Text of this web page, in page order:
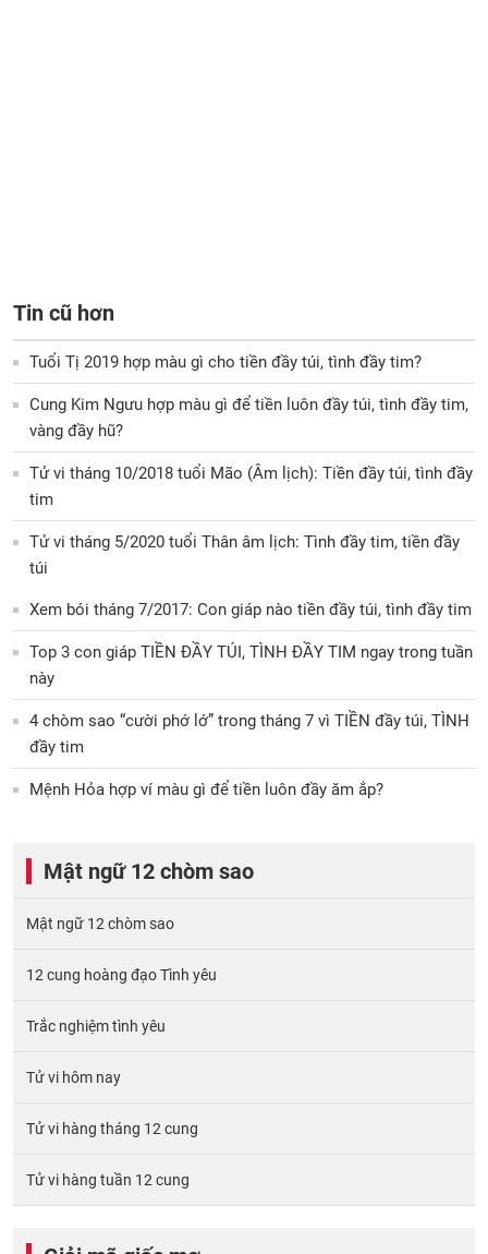
Tin cũ hơn
Tuổi Tị 2019 hợp màu gì cho tiền đầy túi, tình đầy tim?
Cung Kim Ngưu hợp màu gì để tiền luôn đầy túi, tình đầy tim,
vàng đầy hũ?
Tử vi tháng 10/2018 tuổi Mão (Âm lịch): Tiền đầy túi, tình đầy
tim
Tử vi tháng 5/2020 tuổi Thân âm lịch: Tình đầy tim, tiền đầy
túi
Xem bói tháng 7/2017: Con giáp nào tiền đầy túi, tình đầy tim
Top 3 con giáp TIỀN ĐẦY TÚI, TÌNH ĐẦY TIM ngay trong tuần
này
4 chòm sao “cười phớ lớ” trong tháng 7 vì TIỀN đầy túi, TÌNH
đầy tim
Mệnh Hỏa hợp ví màu gì để tiền luôn đầy ăm ắp?
Mật ngữ 12 chòm sao
Mật ngữ 12 chòm sao
12 cung hoàng đạo Tình yêu
Trắc nghiệm tình yêu
Tử vi hôm nay
Tử vi hàng tháng 12 cung
Tử vi hàng tuần 12 cung